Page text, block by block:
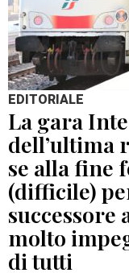
EDITORIALE
La gara
dell’ultima
se alla fine
(difficile)
successore
molto
di tutti